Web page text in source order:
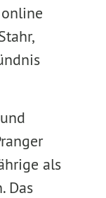
als
Das